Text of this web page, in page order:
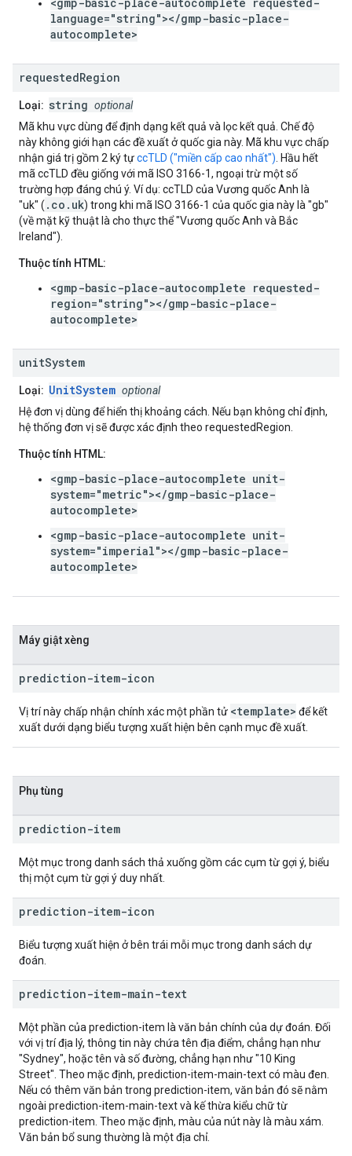
language="string"></gmp-basic-place-
autocomplete>
requestedRegion
Loại: string optional
Mã khu vực dùng để định dạng kết quả và lọc kết quả. Chế độ
này không giới hạn các đề xuất ở quốc gia này. Mã khu vực chấp
nhận giá trị gồm 2 ký tựccTLD ("miền cấp cao nhất"). Hầu hết
mã ccTLD đều giống với mã ISO 3166-1, ngoại trừ một số
trường hợp đáng chú ý. Ví dụ: ccTLD của Vương quốc Anh là
"uk" ( .co.uk) trong khi mã ISO 3166-1 của quốc gia này là "gb"
(về mặt kỹ thuật là cho thực thể "Vương quốc Anh và Bắc
Ireland").
Thuộc tính HTML:
<gmp-basic-place-autocomplete requested-
region="string"></gmp-basic-place-
autocomplete>
unitSystem
Loại: UnitSystem optional
Hệ đơn vị dùng để hiển thị khoảng cách. Nếu bạn không chỉ định,
hệ thống đơn vị sẽ được xác định theo requestedRegion.
Thuộc tính HTML:
<gmp-basic-place-autocomplete unit-
system="metric"></gmp-basic-place-
autocomplete>
<gmp-basic-place-autocomplete unit-
system="imperial"></gmp-basic-place-
autocomplete>
Máy giật xèng
prediction-item-icon
Vị trí này chấp nhận chính xác một phần tử <template> để kết
xuất dưới dạng biểu tượng xuất hiện bên cạnh mục đề xuất.
Phụ tùng
prediction-item
Một mục trong danh sách thả xuống gồm các cụm từ gợi ý, biểu
thị một cụm từ gợi ý duy nhất.
prediction-item-icon
Biểu tượng xuất hiện ở bên trái mỗi mục trong danh sách dự
đoán.
prediction-item-main-text
Một phần của prediction-item là văn bản chính của dự đoán. Đối
với vị trí địa lý, thông tin này chứa tên địa điểm, chẳng hạn như
"Sydney", hoặc tên và số đường, chẳng hạn như "10 King
Street". Theo mặc định, prediction-item-main-text có màu đen.
Nếu có thêm văn bản trong prediction-item, văn bản đó sẽ nằm
ngoài prediction-item-main-text và kế thừa kiểu chữ từ
prediction-item. Theo mặc định, màu của nút này là màu xám.
Văn bản bổ sung thường là một địa chỉ.